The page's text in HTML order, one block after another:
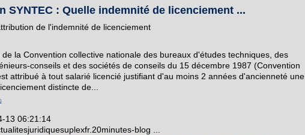
SYNTEC : Quelle indemnité de licenciement ...
de l'indemnité de licenciement
de la Convention collective nationale des bureaux d'études techniques, des
conseils et des sociétés de conseils du 15 décembre 1987 (Convention
attribué à tout salarié licencié justifiant d'au moins 2 années d'ancienneté une
distincte de...
13 06:21:14
blog ...